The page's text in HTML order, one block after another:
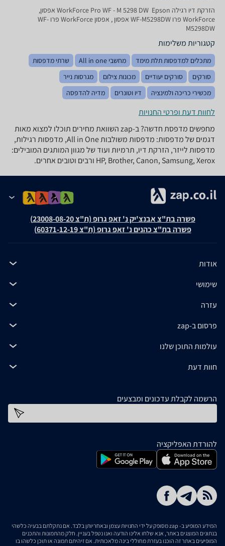
‏הזרקת דיו ‏רגילה WorkForce Pro WF - M 5298 DW ‎ Epson אפסון,
WorkForce פרו WF-M5298DW‎ אפסון , אפסון WorkForce פרו WF-
M5298DW‎
קטגוריות משלימות
מתכלים למדפסות תלת מימד מחשבי All in one
שרתי מדפסות
סורקים
סורקים יעודיים מכונות צילום
מגרסות נייר
מכשירי כריכה ולמינציה
דיו וטונרים מדיה להדפסה
לחוות דעת ופרטי החנויות
מחפשים מדפסת חדשה? ב-zap השוואת מחירים תוכלו למצוא מאות
דגמים של מדפסות: מדפסות משולבות All in One, מדפסות רגילות,
מדפסות לייזר, הזרקת דיו, תרמיות ועוד של מגוון המותגים המובילים:
HP, Brother, Canon, Samsung, Xerox ורבים וטובים אחרים.
פשרה בת"צ אבנצ'יק נ' זאפ גרופ (ת"צ 23008-08-20)
פשרה בת"צ כהנים נ' זאפ גרופ (ת"צ 60371-12-19)
אודות
שימושי
עזרה
פרסום ב-zap
עולמות התוכן שלנו
חוות דעת
הרשמה לקבלת עדכונים ומבצעים
להורדת האפליקציה
המידע המופיע ב- zap מסופק על ידי החנויות עצמן ובאחריותן בלבד. אם נתקלתם בבעיה כלשהי
בנתונים המוצגים באתר, אנא שלחו אלינו הודעה ואנו נטפל בעניין. חלק מהתמונות והתכנים
המופיעים באתר זה הוכנו בעזרת מחוללי בינה מלאכותית. אם זיהיתם תמונה או תוכן כלשהו בו